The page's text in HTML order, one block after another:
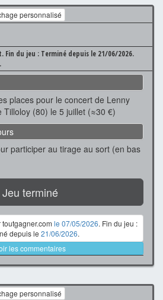
personnalisé
Fin du jeu : Terminé depuis le 21/06/2026.
places pour le concert de Lenny
Tilloloy (80) le 5 juillet (≈30 €)
participer au tirage au sort (en bas
Jeu terminé
le 07/05/2026. Fin du jeu :
depuis le 21/06/2026.
les commentaires
personnalisé